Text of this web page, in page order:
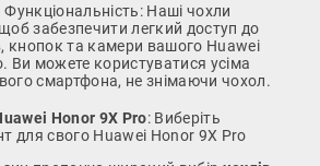
Функціональність: Наші чохли
забезпечити легкий доступ до
кнопок та камери вашого Huawei
Ви можете користуватися усіма
смартфона, не знімаючи чохол.
Honor 9X Pro: Виберіть
для свого Huawei Honor 9X Pro